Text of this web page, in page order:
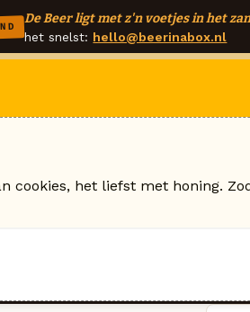
De Beer ligt met z'n voetjes in het
het snelst: hello@beerinabox.nl
cookies, het liefst met honing.